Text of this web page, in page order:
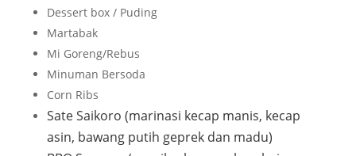
Dessert box / Puding
Martabak
Mi Goreng/Rebus
Minuman Bersoda
Corn Ribs
Sate Saikoro (marinasi kecap manis, kecap
asin, bawang putih geprek dan madu)